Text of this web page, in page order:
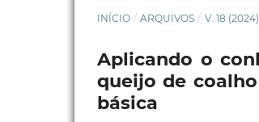
INÍCIO / ARQUIVOS / V. 18 (2024)
Aplicando o
queijo de
básica